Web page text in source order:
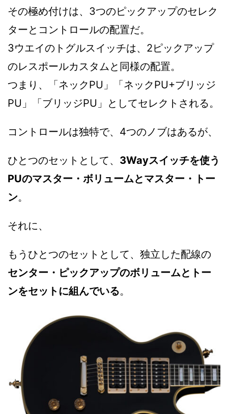
その極め付けは、3つのピックアップのセレク
ターとコントロールの配置だ。
3ウエイのトグルスイッチは、2ピックアップ
のレスポールカスタムと同様の配置。
つまり、「ネックPU」「ネックPU+ブリッジ
PU」「ブリッジPU」としてセレクトされる。
コントロールは独特で、4つのノブはあるが、
ひとつのセットとして、 3Wayスイッチを使う
PUのマスター・ボリュームとマスター・トー
ン。
それに、
もうひとつのセットとして、独立した配線の
センター・ピックアップのボリュームとトー
ンをセットに組んでいる。